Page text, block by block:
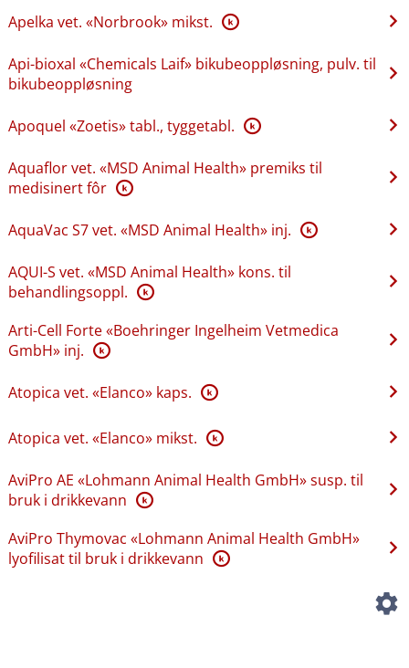
Apelka vet. «Norbrook» mikst. K
Api-bioxal «Chemicals Laif» bikubeoppløsning, pulv. til
bikubeoppløsning
Apoquel «Zoetis» tabl., tyggetabl. K
Aquaflor vet. «MSD Animal Health» premiks til
medisinert fôr K
AquaVac S7 vet. «MSD Animal Health» inj. K
AQUI-S vet. «MSD Animal Health» kons. til
behandlingsoppl. K
Arti-Cell Forte «Boehringer Ingelheim Vetmedica
GmbH» inj. K
Atopica vet. «Elanco» kaps. K
Atopica vet. «Elanco» mikst. K
AviPro AE «Lohmann Animal Health GmbH» susp. til
bruk i drikkevann K
AviPro Thymovac «Lohmann Animal Health GmbH»
lyofilisat til bruk i drikkevann K